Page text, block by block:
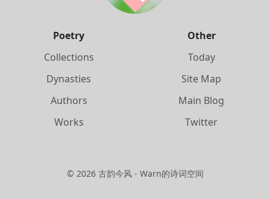
Poetry
Collections
Dynasties
Authors
Works
Other
Today
Site Map
Main Blog
Twitter
© 2026古韵今风 - Warn的诗词空间